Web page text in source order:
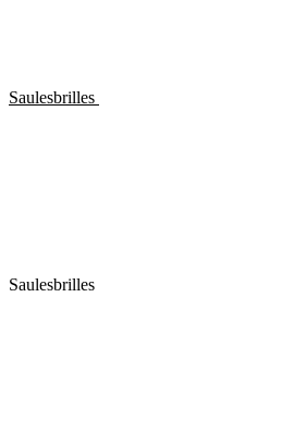
Saulesbrilles
Saulesbrilles